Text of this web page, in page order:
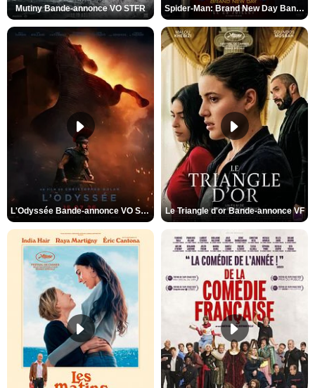
Mutiny Bande-annonce VO STFR Spider-Man: Brand New Day Bande-annonce VO STFR
L'Odyssée Bande-annonce VO STFR Le Triangle d'or Bande-annonce VF